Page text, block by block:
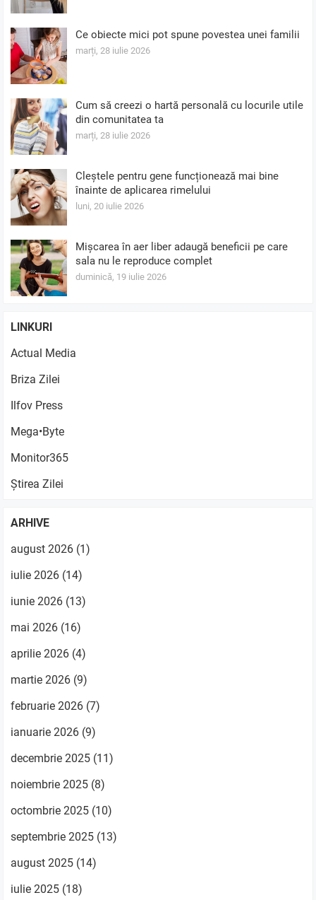
Ce obiecte mici pot spune povestea unei familii
marți, 28 iulie 2026
Cum să creezi o hartă personală cu locurile utile
din comunitatea ta
marți, 28 iulie 2026
Cleștele pentru gene funcționează mai bine
înainte de aplicarea rimelului
luni, 20 iulie 2026
Mișcarea în aer liber adaugă beneficii pe care
sala nu le reproduce complet
duminică, 19 iulie 2026
LINKURI
Actual Media
Briza Zilei
Ilfov Press
Mega•Byte
Monitor365
Știrea Zilei
ARHIVE
august 2026 (1)
iulie 2026 (14)
iunie 2026 (13)
mai 2026 (16)
aprilie 2026 (4)
martie 2026 (9)
februarie 2026 (7)
ianuarie 2026 (9)
decembrie 2025 (11)
noiembrie 2025 (8)
octombrie 2025 (10)
septembrie 2025 (13)
august 2025 (14)
iulie 2025 (18)